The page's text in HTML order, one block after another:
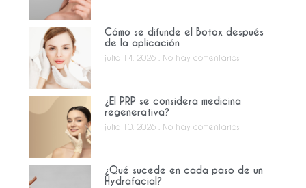
Cómo se difunde el Botox después
de la aplicación
julio 14, 2026 No hay comentarios
¿El PRP se considera medicina
regenerativa?
julio 10, 2026 No hay comentarios
¿Qué sucede en cada paso de un
Hydrafacial?